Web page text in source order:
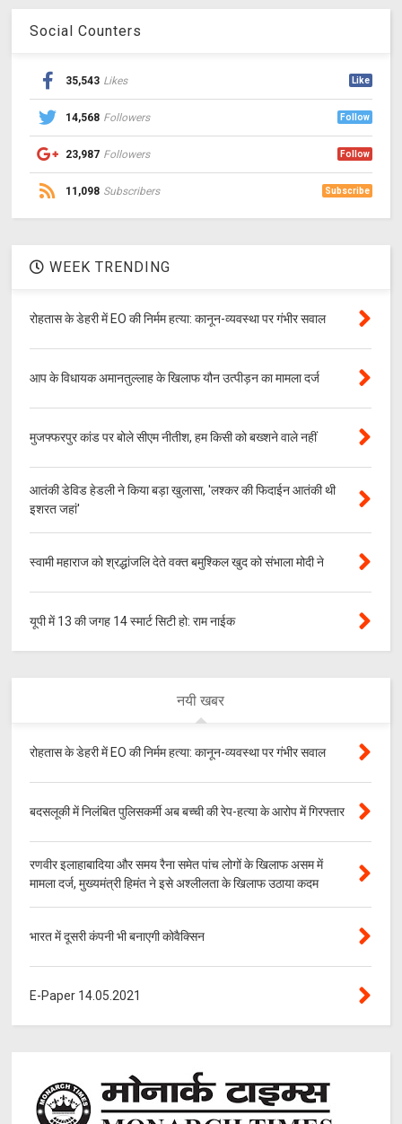
Social Counters
35,543 Likes Like
14,568 Followers Follow
23,987 Followers Follow
11,098 Subscribers Subscribe
WEEK TRENDING
रोहतास के डेहरी में EO की निर्मम हत्या: कानून-व्यवस्था पर गंभीर सवाल
आप के विधायक अमानतुल्लाह के खिलाफ यौन उत्पीड़न का मामला दर्ज
मुजफ्फरपुर कांड पर बोले सीएम नीतीश, हम किसी को बख्शने वाले नहीं
आतंकी डेविड हेडली ने किया बड़ा खुलासा, 'लश्‍कर की फिदाईन आतंकी थी
इशरत जहां'
स्वामी महाराज को श्रद्धांजलि देते वक्त बमुश्किल खुद को संभाला मोदी ने
यूपी में 13 की जगह 14 स्मार्ट सिटी हो: राम नाईक
नयी खबर
रोहतास के डेहरी में EO की निर्मम हत्या: कानून-व्यवस्था पर गंभीर सवाल
बदसलूकी में निलंबित पुलिसकर्मी अब बच्ची की रेप-हत्या के आरोप में गिरफ्तार
रणवीर इलाहाबादिया और समय रैना समेत पांच लोगों के खिलाफ असम में
मामला दर्ज, मुख्यमंत्री हिमंत ने इसे अश्लीलता के खिलाफ उठाया कदम
भारत में दूसरी कंपनी भी बनाएगी कोवैक्सिन
E-Paper 14.05.2021